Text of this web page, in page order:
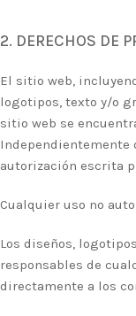
2. DERECHOS DE
El sitio web,
logotipos, texto y/o
sitio web se
Independientemente
autorización escrita
Cualquier uso no
Los diseños,
responsables de
directamente a los